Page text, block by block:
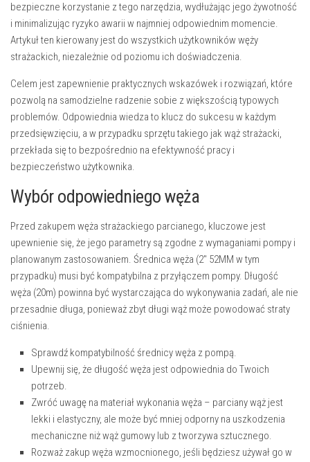
bezpieczne korzystanie z tego narzędzia, wydłużając jego żywotność
i minimalizując ryzyko awarii w najmniej odpowiednim momencie.
Artykuł ten kierowany jest do wszystkich użytkowników węży
strażackich, niezależnie od poziomu ich doświadczenia.
Celem jest zapewnienie praktycznych wskazówek i rozwiązań, które
pozwolą na samodzielne radzenie sobie z większością typowych
problemów. Odpowiednia wiedza to klucz do sukcesu w każdym
przedsięwzięciu, a w przypadku sprzętu takiego jak wąż strażacki,
przekłada się to bezpośrednio na efektywność pracy i
bezpieczeństwo użytkownika.
Wybór odpowiedniego węża
Przed zakupem węża strażackiego parcianego, kluczowe jest
upewnienie się, że jego parametry są zgodne z wymaganiami pompy i
planowanym zastosowaniem. Średnica węża (2″ 52MM w tym
przypadku) musi być kompatybilna z przyłączem pompy. Długość
węża (20m) powinna być wystarczająca do wykonywania zadań, ale nie
przesadnie długa, ponieważ zbyt długi wąż może powodować straty
ciśnienia.
Sprawdź kompatybilność średnicy węża z pompą.
Upewnij się, że długość węża jest odpowiednia do Twoich
potrzeb.
Zwróć uwagę na materiał wykonania węża – parciany wąż jest
lekki i elastyczny, ale może być mniej odporny na uszkodzenia
mechaniczne niż wąż gumowy lub z tworzywa sztucznego.
Rozważ zakup węża wzmocnionego, jeśli będziesz używał go w